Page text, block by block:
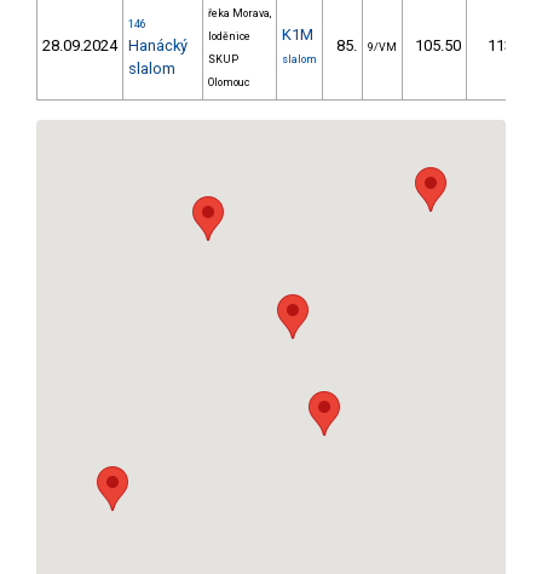
28.09.2024
146
Hanácký
slalom
řeka Morava,
loděnice
SKUP
Olomouc
K1M
slalom
85. 9/VM 105.50 113,7